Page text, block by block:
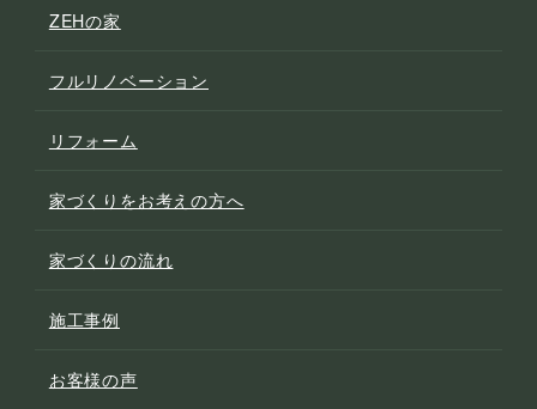
ZEHの家
フルリノベーション
リフォーム
家づくりをお考えの方へ
家づくりの流れ
施工事例
お客様の声